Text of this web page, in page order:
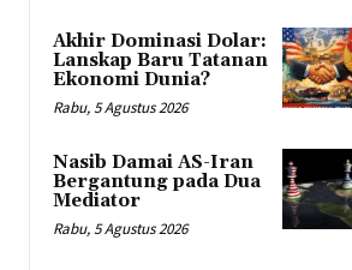
Akhir Dominasi Dolar:
Lanskap Baru Tatanan
Ekonomi Dunia?
Rabu, 5 Agustus 2026
Nasib Damai AS-Iran
Bergantung pada Dua
Mediator
Rabu, 5 Agustus 2026